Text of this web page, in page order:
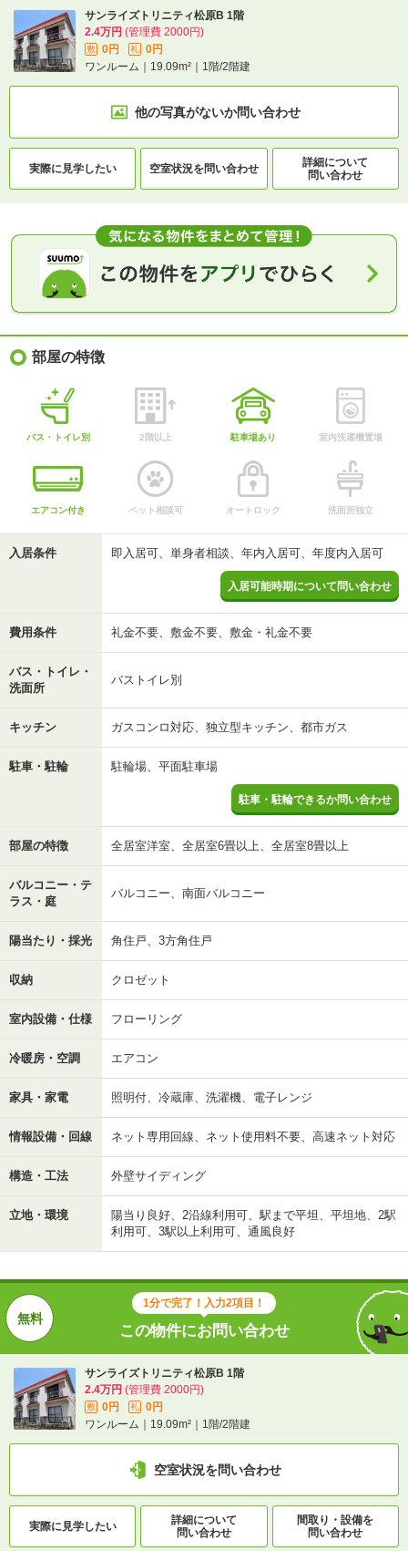
サンライズトリニティ松原B 1階
2.4万円 (管理費 2000円)
敷 0円 礼
0円
ワンルーム｜19.09m²｜1階/2階建
他の写真がないか問い合わせ
実際に 見学したい 空室状況を問い合わせ
詳細について
問い合わせ
部屋の特徴
バス・トイレ別 2階以上 駐車場あり 室内洗濯機置場
エアコン付き ペット相談可 オートロック 洗面所独立
入居条件 即入居可、単身者相談、年内入居可、年度内入居可
入居可能時期について問い合わせ
費用条件 礼金不要、敷金不要、敷金・礼金不要
バス・トイレ・
洗面所
バストイレ別
キッチン ガスコンロ対応、独立型キッチン、都市ガス
駐車・駐輪 駐輪場、平面駐車場
駐車・駐輪できるか問い合わせ
部屋の特徴 全居室洋室、全居室6畳以上、全居室8畳以上
バルコニー・テ
ラス・庭
バルコニー、南面バルコニー
陽当たり・採光 角住戸、3方角住戸
収納 クロゼット
室内設備・仕様 フローリング
冷暖房・空調 エアコン
家具・家電 照明付、冷蔵庫、洗濯機、電子レンジ
情報設備・回線 ネット専用回線、ネット使用料不要、高速ネット対応
構造・工法 外壁サイディング
立地・環境
陽当り良好、2沿線利用可、駅まで平坦、平坦地、2駅
利用可、3駅以上利用可、通風良好
1分で完了！入力2項目！
この物件にお問い合わせ
サンライズトリニティ松原B 1階
2.4万円 (管理費 2000円)
敷 0円 礼
0円
ワンルーム｜19.09m²｜1階/2階建
空室状況を問い合わせ
実際に見学したい
詳細について
問い合わせ
間取り・設備を
問い合わせ